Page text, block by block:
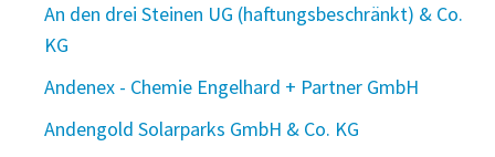
An den drei Steinen UG (haftungsbeschränkt) & Co.
KG
Andenex - Chemie Engelhard + Partner GmbH
Andengold Solarparks GmbH & Co. KG